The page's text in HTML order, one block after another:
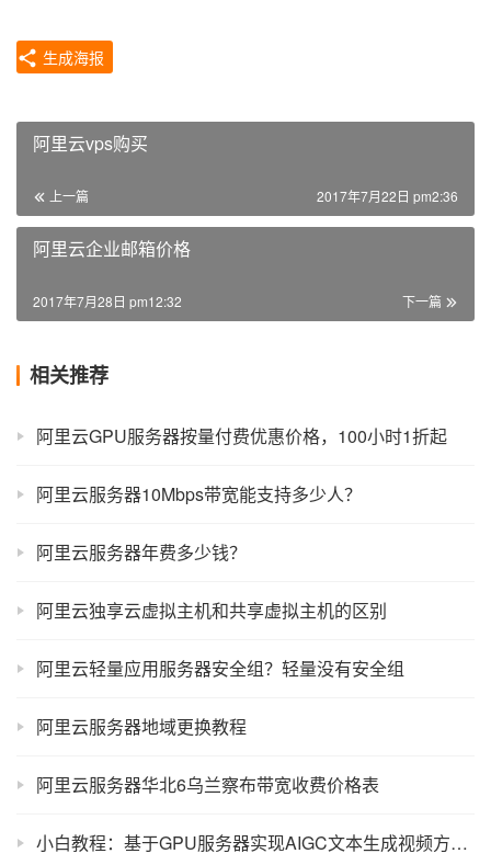
生成海报
阿里云vps购买
上一篇 2017年7月22日 pm2:36
阿里云企业邮箱价格
下一篇
2017年7月28日 pm12:32
相关推荐
阿里云GPU服务器按量付费优惠价格，100小时1折起
阿里云服务器10Mbps带宽能支持多少人？
阿里云服务器年费多少钱？
阿里云独享云虚拟主机和共享虚拟主机的区别
阿里云轻量应用服务器安全组？轻量没有安全组
阿里云服务器地域更换教程
阿里云服务器华北6乌兰察布带宽收费价格表
小白教程：基于GPU服务器实现AIGC文本生成视频方法流程